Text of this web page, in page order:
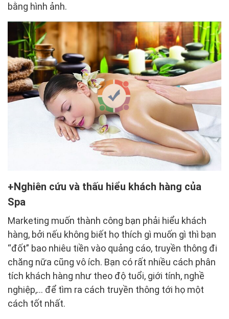
bằng hình ảnh.
Nghiên cứu và thấu hiểu khách hàng của
Spa
Marketing muốn thành công bạn phải hiểu khách
hàng, bởi nếu không biết họ thích gì muốn gì thì bạn
“đốt” bao nhiêu tiền vào quảng cáo, truyền thông đi
chăng nữa cũng vô ích. Bạn có rất nhiều cách phân
tích khách hàng như theo độ tuổi, giới tính, nghề
nghiệp,... để tìm ra cách truyền thông tới họ một
cách tốt nhất.